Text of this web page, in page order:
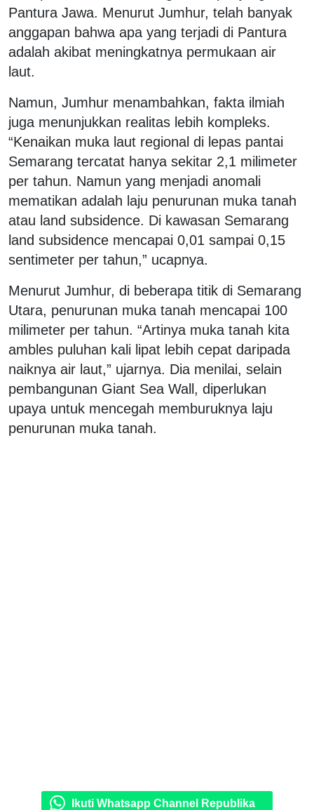
Pantura Jawa. Menurut Jumhur, telah banyak
anggapan bahwa apa yang terjadi di Pantura
adalah akibat meningkatnya permukaan air
laut.
Namun, Jumhur menambahkan, fakta ilmiah
juga menunjukkan realitas lebih kompleks.
“Kenaikan muka laut regional di lepas pantai
Semarang tercatat hanya sekitar 2,1 milimeter
per tahun. Namun yang menjadi anomali
mematikan adalah laju penurunan muka tanah
atau land subsidence. Di kawasan Semarang
land subsidence mencapai 0,01 sampai 0,15
sentimeter per tahun,” ucapnya.
Menurut Jumhur, di beberapa titik di Semarang
Utara, penurunan muka tanah mencapai 100
milimeter per tahun. “Artinya muka tanah kita
ambles puluhan kali lipat lebih cepat daripada
naiknya air laut,” ujarnya. Dia menilai, selain
pembangunan Giant Sea Wall, diperlukan
upaya untuk mencegah memburuknya laju
penurunan muka tanah.
Ikuti Whatsapp Channel Republika